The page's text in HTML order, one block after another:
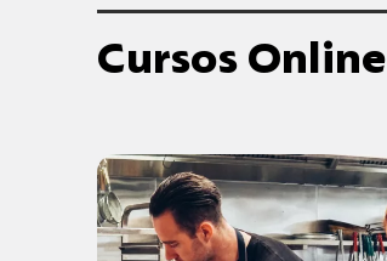
Cursos Online